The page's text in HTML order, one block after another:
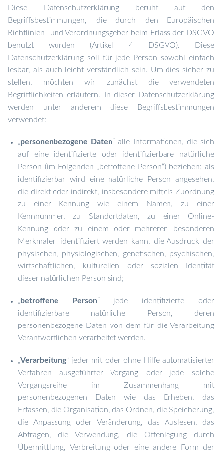
Diese Datenschutzerklärung beruht auf den
Begriffsbestimmungen, die durch den Europäischen
Richtlinien- und Verordnungsgeber beim Erlass der DSGVO
benutzt wurden (Artikel 4 DSGVO). Diese
Datenschutzerklärung soll für jede Person sowohl einfach
lesbar, als auch leicht verständlich sein. Um dies sicher zu
stellen, möchten wir zunächst die verwendeten
Begrifflichkeiten erläutern. In dieser Datenschutzerklärung
werden unter anderem diese Begriffsbestimmungen
verwendet:
„personenbezogene Daten“ alle Informationen, die sich
auf eine identifizierte oder identifizierbare natürliche
Person (im Folgenden „betroffene Person“) beziehen; als
identifizierbar wird eine natürliche Person angesehen,
die direkt oder indirekt, insbesondere mittels Zuordnung
zu einer Kennung wie einem Namen, zu einer
Kennnummer, zu Standortdaten, zu einer Online-
Kennung oder zu einem oder mehreren besonderen
Merkmalen identifiziert werden kann, die Ausdruck der
physischen, physiologischen, genetischen, psychischen,
wirtschaftlichen, kulturellen oder sozialen Identität
dieser natürlichen Person sind;
„ betroffene Person“ jede identifizierte oder
identifizierbare natürliche Person, deren
personenbezogene Daten von dem für die Verarbeitung
Verantwortlichen verarbeitet werden.
„Verarbeitung“ jeder mit oder ohne Hilfe automatisierter
Verfahren ausgeführter Vorgang oder jede solche
Vorgangsreihe im Zusammenhang mit
personenbezogenen Daten wie das Erheben, das
Erfassen, die Organisation, das Ordnen, die Speicherung,
die Anpassung oder Veränderung, das Auslesen, das
Abfragen, die Verwendung, die Offenlegung durch
Übermittlung, Verbreitung oder eine andere Form der